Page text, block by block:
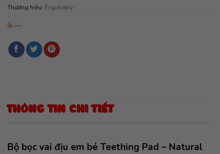
Thương hiệu: Ergobaby
THÔNG TIN CHI TIẾT
Bộ bọc vai địu em bé Teething Pad – Natural